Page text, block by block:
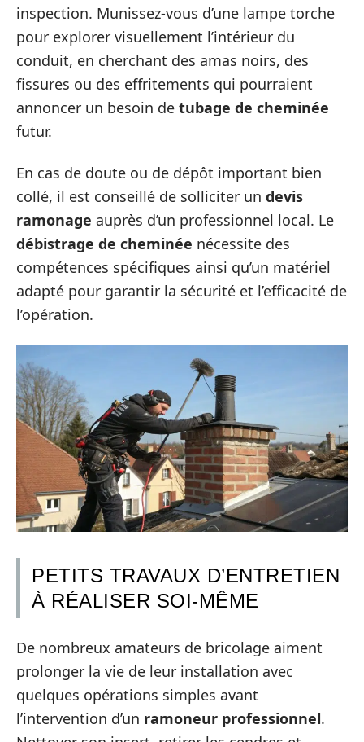
inspection. Munissez-vous d’une lampe torche
pour explorer visuellement l’intérieur du
conduit, en cherchant des amas noirs, des
fissures ou des effritements qui pourraient
annoncer un besoin de tubage de cheminée
futur.
En cas de doute ou de dépôt important bien
collé, il est conseillé de solliciter un devis
ramonage auprès d’un professionnel local. Le
débistrage de cheminée nécessite des
compétences spécifiques ainsi qu’un matériel
adapté pour garantir la sécurité et l’efficacité de
l’opération.
PETITS TRAVAUX D’ENTRETIEN
À RÉALISER SOI-MÊME
De nombreux amateurs de bricolage aiment
prolonger la vie de leur installation avec
quelques opérations simples avant
l’intervention d’un ramoneur professionnel.